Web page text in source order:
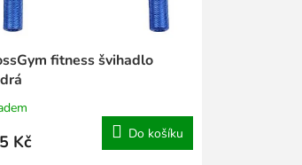
fitness švihadlo
Kč Do košíku